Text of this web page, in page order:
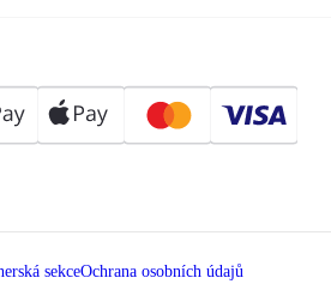
sekceOchrana osobních údajů